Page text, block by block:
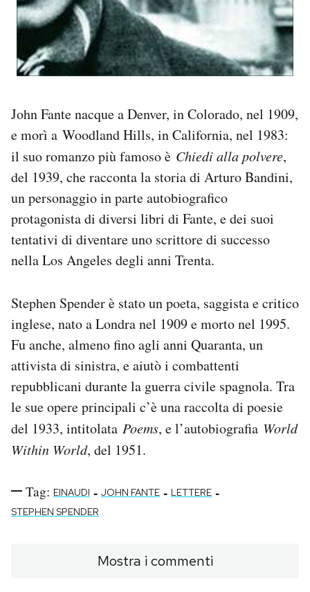
John Fante nacque a Denver, in Colorado, nel 1909,
e morì a Woodland Hills, in California, nel 1983:
il suo romanzo più famoso è Chiedi alla polvere,
del 1939, che racconta la storia di Arturo Bandini,
un personaggio in parte autobiografico
protagonista di diversi libri di Fante, e dei suoi
tentativi di diventare uno scrittore di successo
nella Los Angeles degli anni Trenta.
Stephen Spender è stato un poeta, saggista e critico
inglese, nato a Londra nel 1909 e morto nel 1995.
Fu anche, almeno fino agli anni Quaranta, un
attivista di sinistra, e aiutò i combattenti
repubblicani durante la guerra civile spagnola. Tra
le sue opere principali c’è una raccolta di poesie
del 1933, intitolata Poems, e l’autobiografia World
Within World, del 1951.
Tag: EINAUDI - JOHN FANTE - LETTERE -
STEPHEN SPENDER
Mostra i commenti